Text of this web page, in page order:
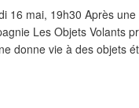
16 mai, 19h30 Après
Les Objets Volants
donne vie à des objets